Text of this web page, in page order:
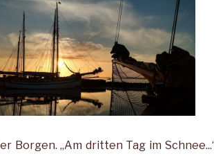
Borgen. „Am dritten Tag im